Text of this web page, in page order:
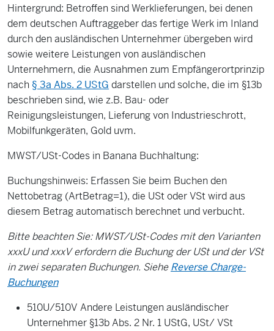
Hintergrund: Betroffen sind Werklieferungen, bei denen
dem deutschen Auftraggeber das fertige Werk im Inland
durch den ausländischen Unternehmer übergeben wird
sowie weitere Leistungen von ausländischen
Unternehmern, die Ausnahmen zum Empfängerortprinzip
nach § 3a Abs. 2 UStG darstellen und solche, die im §13b
beschrieben sind, wie z.B. Bau- oder
Reinigungsleistungen, Lieferung von Industrieschrott,
Mobilfunkgeräten, Gold uvm.
MWST/USt-Codes in Banana Buchhaltung:
Buchungshinweis: Erfassen Sie beim Buchen den
Nettobetrag (ArtBetrag=1), die USt oder VSt wird aus
diesem Betrag automatisch berechnet und verbucht.
Bitte beachten Sie: MWST/USt-Codes mit den Varianten
xxxU und xxxV erfordern die Buchung der USt und der VSt
in zwei separaten Buchungen. SieheReverse Charge-
Buchungen
510U/510V Andere Leistungen ausländischer
Unternehmer §13b Abs. 2 Nr. 1 UStG, USt/ VSt